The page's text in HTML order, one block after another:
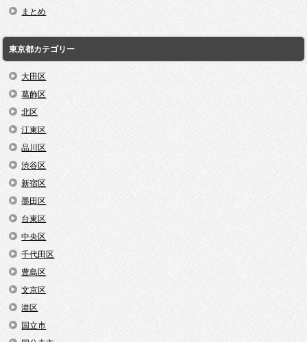
まとめ
東京都カテゴリー
大田区
葛飾区
北区
江東区
品川区
渋谷区
新宿区
墨田区
台東区
中央区
千代田区
豊島区
文京区
港区
国立市